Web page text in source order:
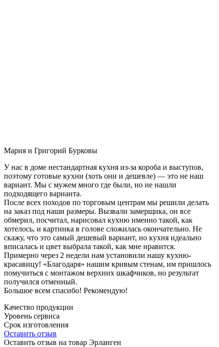
Мария и Григорий Бурковы
У нас в доме нестандартная кухня из-за короба и выступов,
поэтому готовые кухни (хоть они и дешевле) — это не наш
вариант. Мы с мужем много где были, но не нашли
подходящего варианта.
После всех походов по торговым центрам мы решили делать
на заказ под наши размеры. Вызвали замерщика, он все
обмерил, посчитал, нарисовал кухню именно такой, как
хотелось, и картинка в голове сложилась окончательно. Не
скажу, что это самый дешевый вариант, но кухня идеально
вписалась и цвет выбрала такой, как мне нравится.
Примерно через 2 недели нам установили нашу кухню-
красавицу! «Благодаря» нашим кривым стенам, им пришлось
помучиться с монтажом верхних шкафчиков, но результат
получился отменный.
Большое всем спасибо! Рекомендую!
Качество продукции
Уровень сервиса
Срок изготовления
Оставить отзыв
Оставить отзыв на товар Эрланген